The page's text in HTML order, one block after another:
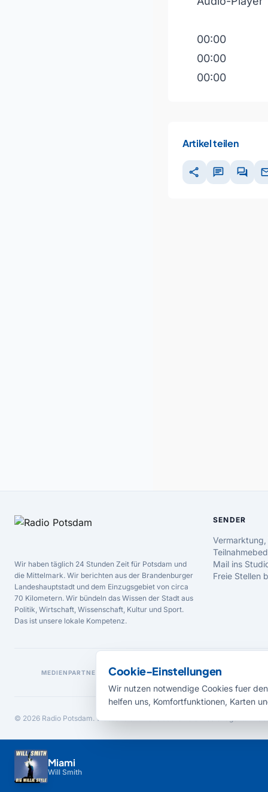
00:00
00:00
00:00
Artikel teilen
share chat forum
Miami
Will Smith
Wir haben täglich 24 Stunden Zeit für Potsdam und
die Mittelmark. Wir berichten aus der Brandenburger
Landeshauptstadt und dem Einzugsgebiet von circa
70 Kilometern. Wir bündeln das Wissen der Stadt aus
Politik, Wirtschaft, Wissenschaft, Kultur und Sport.
Das ist unsere lokale Kompetenz.
SENDER
Mail ins
Freie Stellen
MEDIENPARTNER
© 2026 Radio Potsdam. Webseite entwickelt durch dieMedienagentur
Cookie-Einstellungen
Wir nutzen notwendige Cookies fuer
helfen uns, Komfortfunktionen, Karten